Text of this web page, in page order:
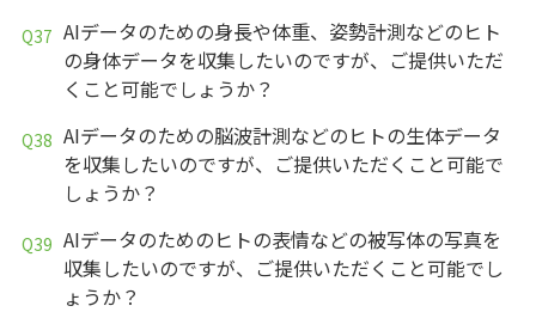
AIデータのための身長や体重、姿勢計測などのヒト
の身体データを収集したいのですが、ご提供いただ
くこと可能でしょうか？
AIデータのための脳波計測などのヒトの生体データ
を収集したいのですが、ご提供いただくこと可能で
しょうか？
AIデータのためのヒトの表情などの被写体の写真を
収集したいのですが、ご提供いただくこと可能でし
ょうか？